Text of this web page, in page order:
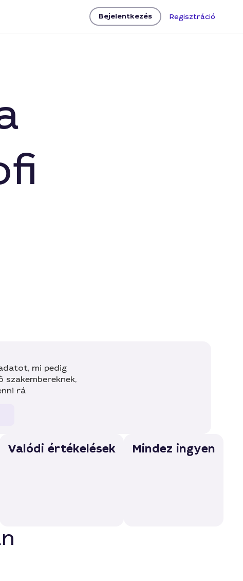
Bejelentkezés Regisztráció
mi pedig
szakembereknek,
rá
Valódi értékelések Mindez ingyen